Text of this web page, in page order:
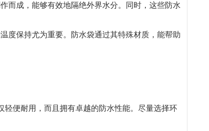
而成，能够有效地隔绝外界水分。同时，这些防水
度保持尤为重要。防水袋通过其特殊材质，能帮助
轻便耐用，而且拥有卓越的防水性能。尽量选择环